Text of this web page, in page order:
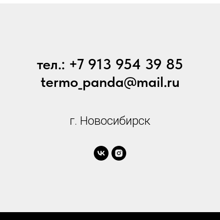
тел.: +7 913 954 39 85
termo_panda@mail.ru
г. Новосибирск